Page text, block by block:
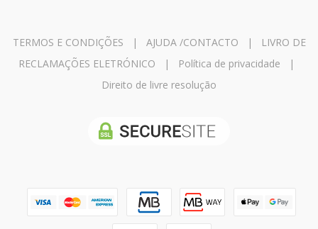
TERMOS E CONDIÇÕES | AJUDA /CONTACTO |
LIVRO DE
RECLAMAÇÕES ELETRÓNICO | Política de privacidade |
Direito de livre resolução